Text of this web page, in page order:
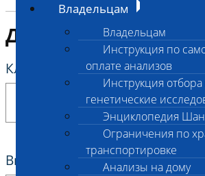
Владельцам
Владельцам
Инструкция по
оплате анализов
Инструкция
генетические
Энциклопедия
Ограничения по
транспортировке
Анализы на дому
Данные животного
Кличка животного *
Вид животного*